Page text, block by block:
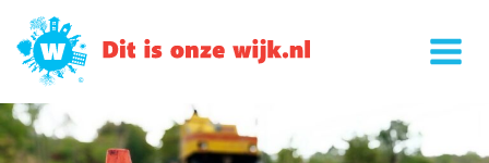
Doorgaan
naar
inhoud